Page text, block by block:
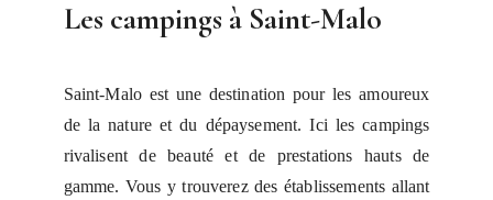
Les campings à Saint-Malo
Saint-Malo est une destination pour les amoureux
de la nature et du dépaysement. Ici les campings
rivalisent de beauté et de prestations hauts de
gamme. Vous y trouverez des établissements allant